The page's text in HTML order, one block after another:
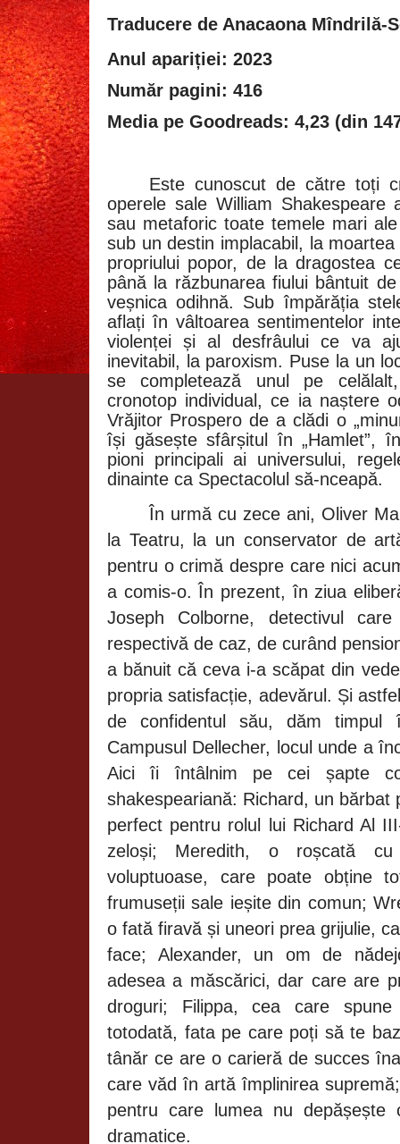
Traducere de Anacaona Mîndrilă-
Anul apariției: 2023
Număr pagini: 416
Media pe Goodreads: 4,23 (din
Este cunoscut de către toți
operele sale William Shakespeare
sau metaforic toate temele mari
sub un destin implacabil, la
propriului popor, de la dragostea
până la răzbunarea fiului bântuit
veșnica odihnă. Sub împărăția
aflați în vâltoarea sentimentelor
violenței și al desfrâului ce va
inevitabil, la paroxism. Puse la un
se completează unul pe
cronotop individual, ce ia naștere
Vrăjitor Prospero de a clădi o
își găsește sfârșitul în „Hamlet”,
pioni principali ai universului,
dinainte ca Spectacolul să-nceapă.
În urmă cu zece ani, Oliver
la Teatru, la un conservator de
pentru o crimă despre care nici
a comis-o. În prezent, în ziua
Joseph Colborne, detectivul
respectivă de caz, de curând
a bănuit că ceva i-a scăpat din
propria satisfacție, adevărul. Și
de confidentul său, dăm timpul
Campusul Dellecher, locul unde a
Aici îi întâlnim pe cei șapte
shakespeariană: Richard, un bărbat
perfect pentru rolul lui Richard Al
zeloși; Meredith, o roșcată
voluptuoase, care poate obține
frumuseții sale ieșite din comun;
o fată firavă și uneori prea grijulie,
face; Alexander, un om de
adesea a măscărici, dar care are
droguri; Filippa, cea care
totodată, fata pe care poți să te
tânăr ce are o carieră de succes
care văd în artă împlinirea
pentru care lumea nu depășește
dramatice.